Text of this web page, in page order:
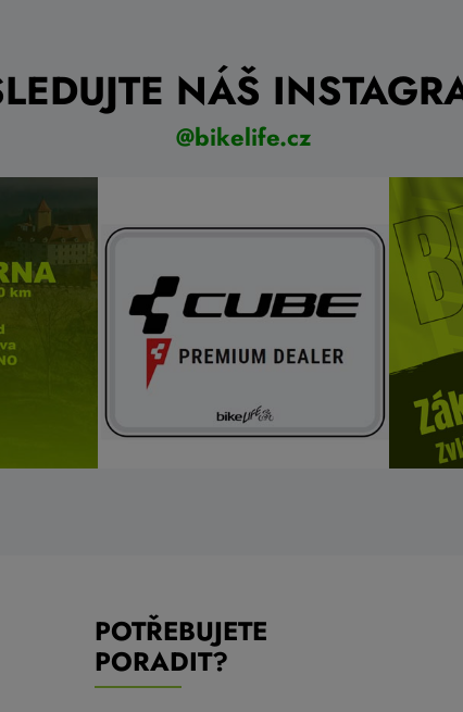
NÁŠ
@bikelife.cz
POTŘEBUJETE
PORADIT?